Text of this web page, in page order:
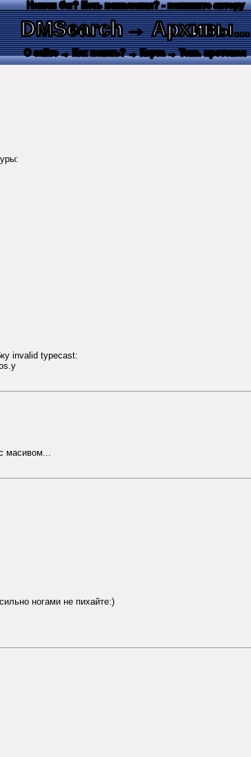
Нашли баг? Есть пожелания? - напишите автору
DMSearch→ Архивы...
О сайте → Как искать? → Карта → Текс. протокол
invalid typecast:
масивом...
ногами не пихайте:)